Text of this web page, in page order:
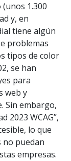
1.300
y, en
tiene algún
problemas
tipos de color
se han
para
web y
Sin embargo,
2023 WCAG”,
lo que
no puedan
empresas.